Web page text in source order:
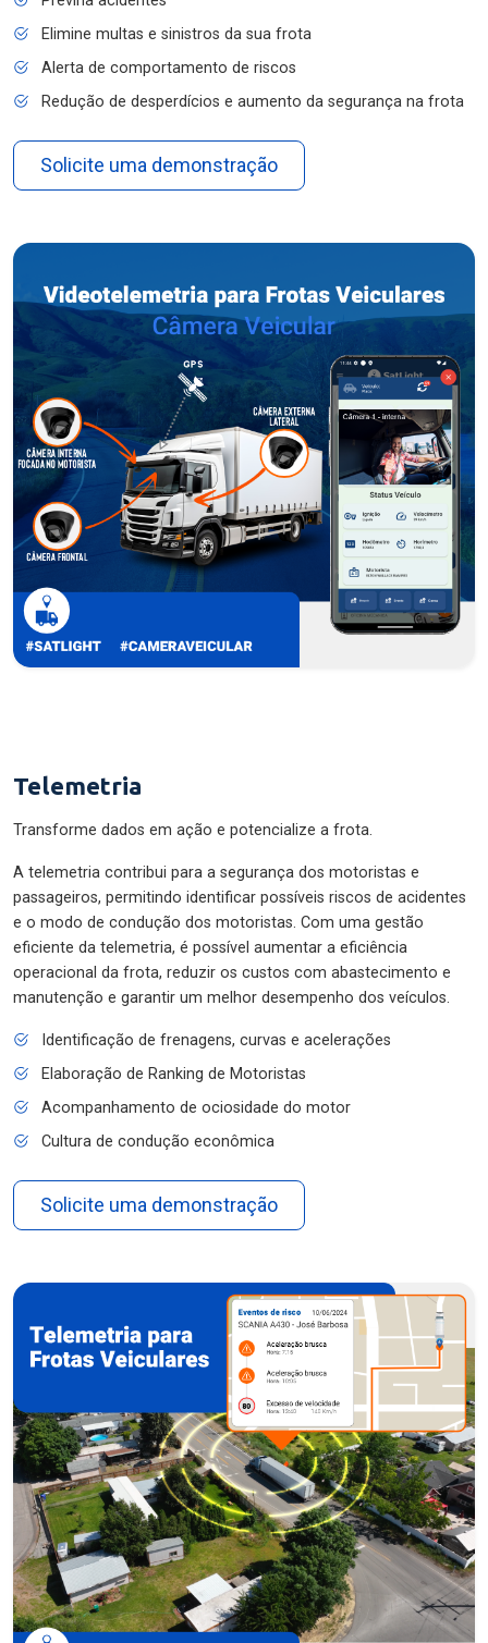
Elimine multas e sinistros da sua frota
Alerta de comportamento de riscos
Redução de desperdícios e aumento da segurança na frota
Solicite uma demonstração
Telemetria
Transforme dados em ação e potencialize a frota.
A telemetria contribui para a segurança dos motoristas e
passageiros, permitindo identificar possíveis riscos de acidentes
e o modo de condução dos motoristas. Com uma gestão
eficiente da telemetria, é possível aumentar a eficiência
operacional da frota, reduzir os custos com abastecimento e
manutenção e garantir um melhor desempenho dos veículos.
Identificação de frenagens, curvas e acelerações
Elaboração de Ranking de Motoristas
Acompanhamento de ociosidade do motor
Cultura de condução econômica
Solicite uma demonstração